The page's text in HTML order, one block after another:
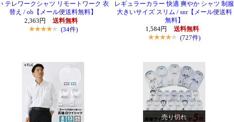
テレワークシャツ リモートワーク 衣
替え / ob【メール便送料無料】
2,363円
送料無料
(34件)
レギュラーカラー 快適 爽やか シャツ 制服
大きいサイズ スリム / snr【メール便送料
無料】
1,584円
送料無料
(727件)
売り切れ